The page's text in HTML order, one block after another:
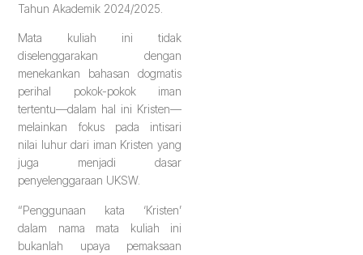
Tahun Akademik 2024/2025.
Mata kuliah ini tidak
diselenggarakan dengan
menekankan bahasan dogmatis
perihal pokok-pokok iman
tertentu—dalam hal ini Kristen—
melainkan fokus pada intisari
nilai luhur dari iman Kristen yang
juga menjadi dasar
penyelenggaraan UKSW.
“Penggunaan kata ‘Kristen’
dalam nama mata kuliah ini
bukanlah upaya pemaksaan